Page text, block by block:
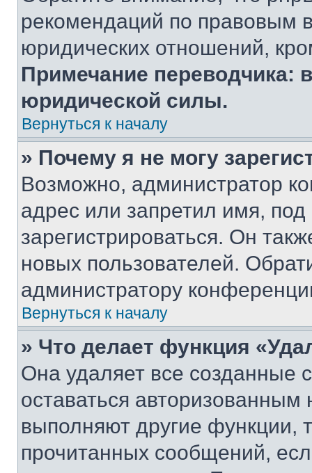
рекомендаций по правовым
юридических отношений,
Примечание переводчика:
юридической силы.
Вернуться к началу
» Почему я не могу
Возможно, администратор
адрес или запретил имя,
зарегистрироваться. Он
новых пользователей.
администратору
Вернуться к началу
» Что делает функция
Она удаляет все созданные
оставаться
выполняют другие функции,
прочитанных сообщений,